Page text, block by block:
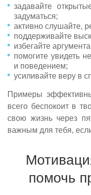
задавайте
задуматься;
активно слушайте,
поддерживайте
избегайте
помогите увидеть
и поведением;
усиливайте веру в
Примеры
всего беспокоит в
свою жизнь через
важным для тебя,
помочь
Нажимая кнопку
политикой
Нажимая кнопку
политикой
Нажимая кнопку
политикой
Нажимая на кнопку
согласие на
Нажимая кнопку
политикой
Нажимая на кнопку
согласие на
Капельница от
Нарколог на дом
Кодрирование
Снятие ломки
Нажимая кнопку
политикой